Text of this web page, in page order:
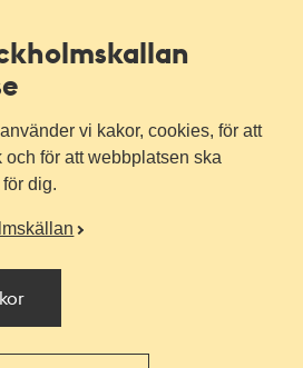
vi kakor, cookies, för att
för att webbplatsen ska
dig.